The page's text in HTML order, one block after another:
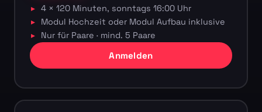
4 × 120 Minuten, sonntags 16:00 Uhr
Modul Hochzeit oder Modul Aufbau inklusive
Nur für Paare · mind. 5 Paare
Anmelden